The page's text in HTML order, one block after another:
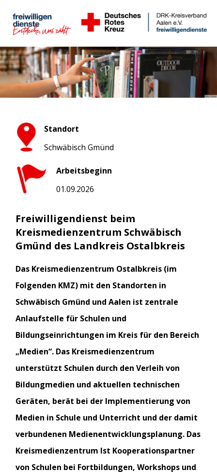
Standort
Schwäbisch Gmünd
Arbeitsbeginn
01.09.2026
Freiwilligendienst beim
Kreismedienzentrum Schwäbisch
Gmünd des Landkreis Ostalbkreis
Das Kreismedienzentrum Ostalbkreis (im
Folgenden KMZ) mit den Standorten in
Schwäbisch Gmünd und Aalen ist zentrale
Anlaufstelle für Schulen und
Bildungseinrichtungen im Kreis für den Bereich
„Medien“. Das Kreismedienzentrum
unterstützt Schulen durch den Verleih von
Bildungmedien und aktuellen technischen
Geräten, berät bei der Implementierung von
Medien in Schule und Unterricht und der damit
verbundenen Medienentwicklungsplanung. Das
Kreismedienzentrum Ist Kooperationspartner
von Schulen bei Fortbildungen, Workshops und